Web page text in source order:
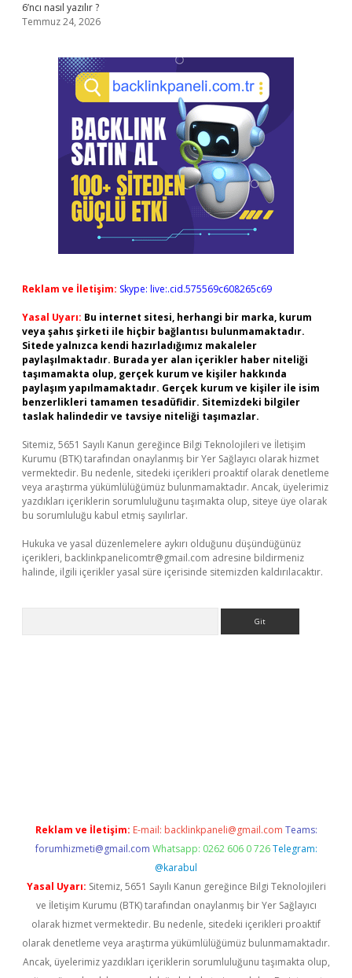
6’ncı nasıl yazılır ?
Temmuz 24, 2026
Reklam ve İletişim: Skype: live:.cid.575569c608265c69
Yasal Uyarı: Bu internet sitesi, herhangi bir marka, kurum
veya şahıs şirketi ile hiçbir bağlantısı bulunmamaktadır.
Sitede yalnızca kendi hazırladığımız makaleler
paylaşılmaktadır. Burada yer alan içerikler haber niteliği
taşımamakta olup, gerçek kurum ve kişiler hakkında
paylaşım yapılmamaktadır. Gerçek kurum ve kişiler ile isim
benzerlikleri tamamen tesadüfidir. Sitemizdeki bilgiler
taslak halindedir ve tavsiye niteliği taşımazlar.
Sitemiz, 5651 Sayılı Kanun gereğince Bilgi Teknolojileri ve İletişim
Kurumu (BTK) tarafından onaylanmış bir Yer Sağlayıcı olarak hizmet
vermektedir. Bu nedenle, sitedeki içerikleri proaktif olarak denetleme
veya araştırma yükümlülüğümüz bulunmamaktadır. Ancak, üyelerimiz
yazdıkları içeriklerin sorumluluğunu taşımakta olup, siteye üye olarak
bu sorumluluğu kabul etmiş sayılırlar.
Hukuka ve yasal düzenlemelere aykırı olduğunu düşündüğünüz
içerikleri, backlinkpanelicomtr@gmail.com adresine bildirmeniz
halinde, ilgili içerikler yasal süre içerisinde sitemizden kaldırılacaktır.
Reklam ve İletişim: E-mail: backlinkpaneli@gmail.com Teams:
forumhizmeti@gmail.com Whatsapp: 0262 606 0 726 Telegram:
@karabul
Yasal Uyarı: Sitemiz, 5651 Sayılı Kanun gereğince Bilgi Teknolojileri
ve İletişim Kurumu (BTK) tarafından onaylanmış bir Yer Sağlayıcı
olarak hizmet vermektedir. Bu nedenle, sitedeki içerikleri proaktif
olarak denetleme veya araştırma yükümlülüğümüz bulunmamaktadır.
Ancak, üyelerimiz yazdıkları içeriklerin sorumluluğunu taşımakta olup,